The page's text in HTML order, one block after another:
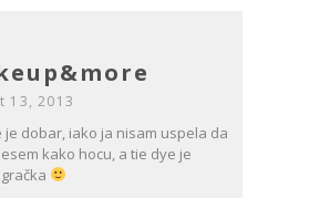
13, 2013
je dobar, iako ja nisam uspela da
kako hocu, a tie dye je